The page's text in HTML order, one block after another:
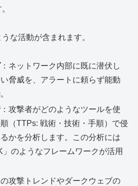
な活動が含まれます。
：ネットワーク内部に既に潜伏し
脅威を、アラートに頼らず能動
：攻撃者がどのようなツールを使
（TTPs: 戦術・技術・手順）で侵
かを分析します。この分析には
」のようなフレームワークが活用
の攻撃トレンドやダークウェブの